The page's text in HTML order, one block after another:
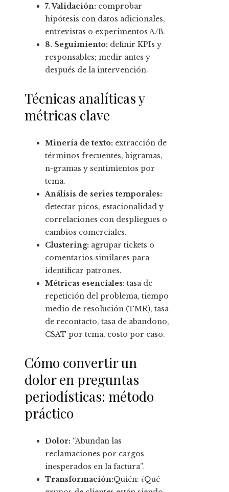
7. Validación: comprobar
hipótesis con datos adicionales,
entrevistas o experimentos A/B.
8. Seguimiento: definir KPIs y
responsables; medir antes y
después de la intervención.
Técnicas analíticas y
métricas clave
Minería de texto: extracción de
términos frecuentes, bigramas,
n-gramas y sentimientos por
tema.
Análisis de series temporales:
detectar picos, estacionalidad y
correlaciones con despliegues o
cambios comerciales.
Clustering: agrupar tickets o
comentarios similares para
identificar patrones.
Métricas esenciales: tasa de
repetición del problema, tiempo
medio de resolución (TMR), tasa
de recontacto, tasa de abandono,
CSAT por tema, costo por caso.
Cómo convertir un
dolor en preguntas
periodísticas: método
práctico
Dolor: “Abundan las
reclamaciones por cargos
inesperados en la factura”.
Transformación:Quién: ¿Qué